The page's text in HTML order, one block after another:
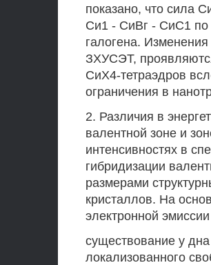
показано, что сила
Си1 - СиВг - СиС1 по
галогена.
ЗХУСЭТ,
СиХ4-тетраэдров
ограничения в
2. Различия в
валентной зоне и
интенсивностях в
гибридизации
размерами
кристаллов. На
электронной
существование у
локализованного